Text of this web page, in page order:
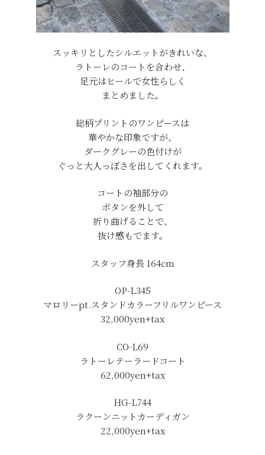
スッキリとしたシルエットがきれいな、
ラトーレのコートを合わせ、
足元はヒールで女性らしく
まとめました。
総柄プリントのワンピースは
華やかな印象ですが、
ダークグレーの色付けが
ぐっと大人っぽさを出してくれます。
コートの袖部分の
ボタンを外して
折り曲げることで、
抜け感もでます。
スタッフ身長 164cm
OP-L345
マロリーpt.スタンドカラーフリルワンピース
32,000yen+tax
CO-L69
ラトーレテーラードコート
62,000yen+tax
HG-L744
ラクーンニットカーディガン
22,000yen+tax